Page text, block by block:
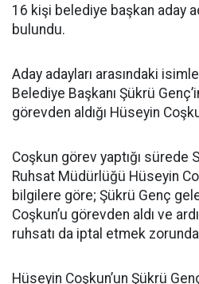
16 kişi belediye başkan aday
bulundu.
Aday adayları arasındaki
Belediye Başkanı Şükrü
görevden aldığı Hüseyin
Coşkun görev yaptığı sürede
Ruhsat Müdürlüğü Hüseyin
bilgilere göre; Şükrü Genç
Coşkun’u görevden aldı ve
ruhsatı da iptal etmek zorunda
Hüseyin Coşkun’un Şükrü